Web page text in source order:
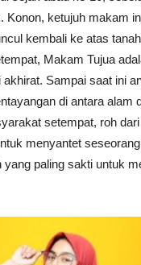
Konon, ketujuh makam
kembali ke atas
Makam Tujua
Sampai saat ini
di antara alam
setempat, roh
menyantet
yang paling sakti untuk